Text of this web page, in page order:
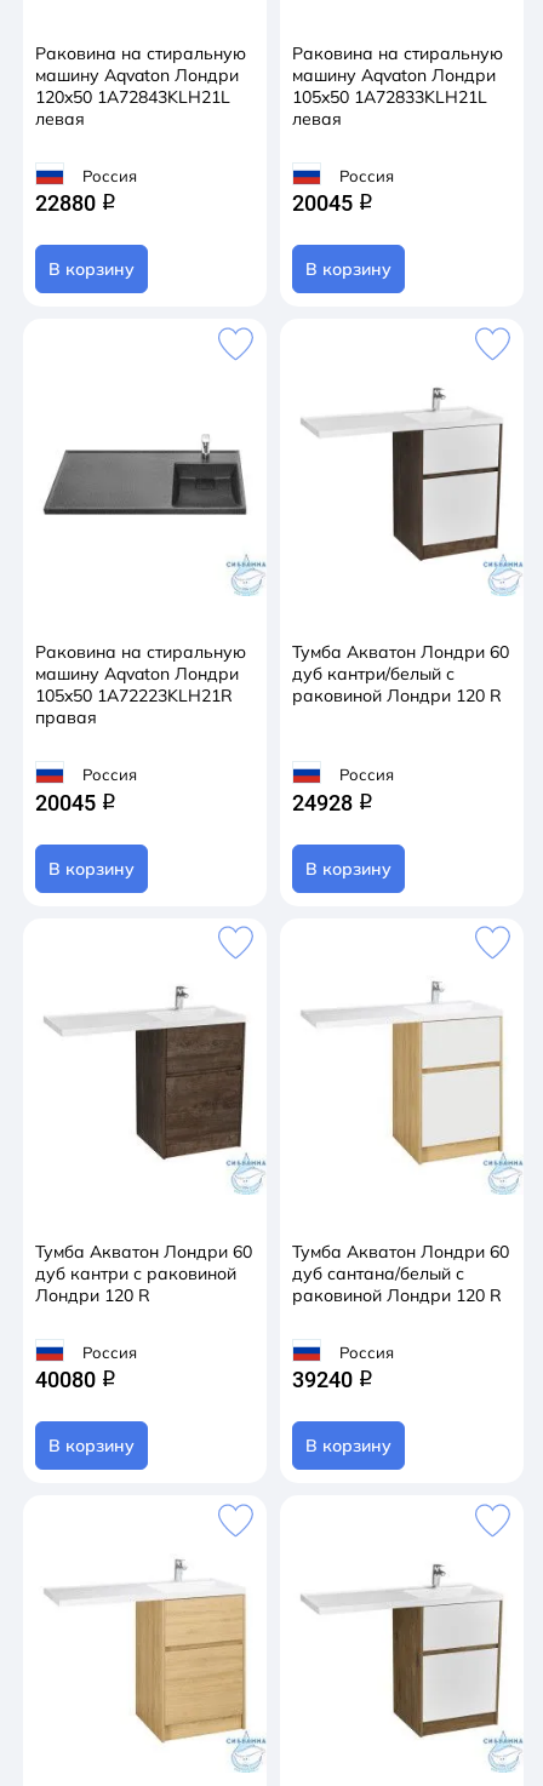
Раковина на стиральную
машину Aqvaton Лондри
120x50 1A72843KLH21L
левая
Россия
22880 q
В корзину
Раковина на стиральную
машину Aqvaton Лондри
105x50 1A72833KLH21L
левая
Россия
20045 q
В корзину
Раковина на стиральную
машину Aqvaton Лондри
105x50 1A72223KLH21R
правая
Россия
20045 q
В корзину
Тумба Акватон Лондри 60
дуб кантри/белый с
раковиной Лондри 120 R
Россия
24928 q
В корзину
Тумба Акватон Лондри 60
дуб кантри с раковиной
Лондри 120 R
Россия
40080 q
В корзину
Тумба Акватон Лондри 60
дуб сантана/белый с
раковиной Лондри 120 R
Россия
39240 q
В корзину